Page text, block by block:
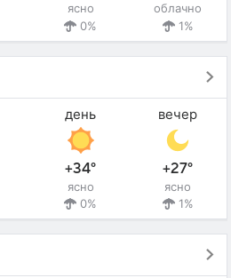
ясно
0%
облачно
1%
день
+34°
ясно
0%
вечер
+27°
ясно
1%